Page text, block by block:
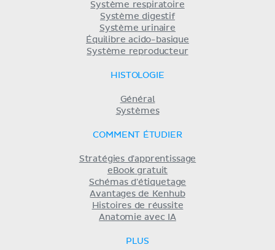
Système respiratoire
Système digestif
Système urinaire
Équilibre acido-basique
Système reproducteur
HISTOLOGIE
Général
Systèmes
COMMENT ÉTUDIER
Stratégies d'apprentissage
eBook gratuit
Schémas d'étiquetage
Avantages de Kenhub
Histoires de réussite
Anatomie avec IA
PLUS